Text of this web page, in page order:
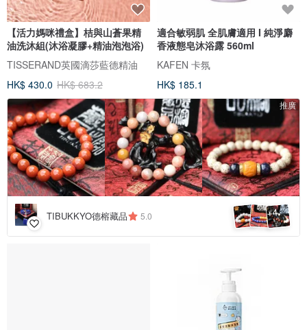
【活力媽咪禮盒】桔與山蒼果精
油洗沐組(沐浴凝膠+精油泡泡浴)
TISSERAND英國滴莎藍德精油
HK$ 430.0 HK$ 683.2
適合敏弱肌 全肌膚適用 I 純淨麝
香液態皂沐浴露 560ml
KAFEN 卡氛
HK$ 185.1
推廣
TIBUKKYO德榕藏品 5.0 +4